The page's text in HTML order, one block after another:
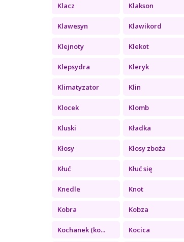
Klacz Klakson
Klawesyn Klawikord
Klejnoty Klekot
Klepsydra Kleryk
Klimatyzator Klin
Klocek Klomb
Kluski Kładka
Kłosy Kłosy zboża
Kłuć Kłuć się
Knedle Knot
Kobra Kobza
Kochanek (ko... Kocica